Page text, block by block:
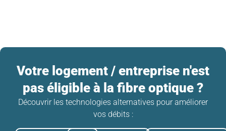
Votre logement / entreprise n'est
pas éligible à la fibre optique ?
Découvrir les technologies alternatives pour améliorer
vos débits :